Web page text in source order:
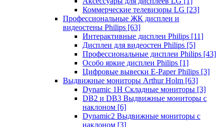
Коммерческие телевизоры LG [23]
Профессиональные ЖК дисплеи и
видеостены Philips [63]
Интерактивные дисплеи Philips [11]
Дисплеи для видеостен Philips [5]
Профессиональные дисплеи Philips [43]
Особо яркие дисплеи Philips [1]
Цифровые вывески E-Paper Philips [3]
Выдвижные мониторы Arthur Holm [63]
Dynamic 1Н Складные мониторы [3]
DB2 и DB3 Выдвижные мониторы с
наклоном [6]
Dynamic2 Выдвижные мониторы с
наклоном [3]